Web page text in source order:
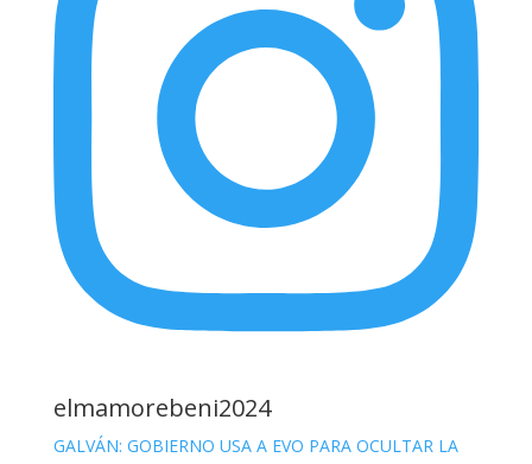
elmamorebeni2024
GALVÁN: GOBIERNO USA A EVO PARA OCULTAR LA